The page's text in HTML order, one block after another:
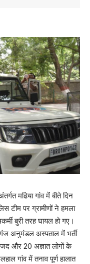
मढिया गांव में बीते दिन
टीम पर ग्रामीणों ने हमला
बुरी तरह घायल हो गए।
अनुमंडल अस्पताल में भर्ती
और 20 अज्ञात लोगों के
गांव में तनाव पूर्ण हालात